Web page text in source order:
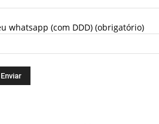
whatsapp (com DDD) (obrigatório)